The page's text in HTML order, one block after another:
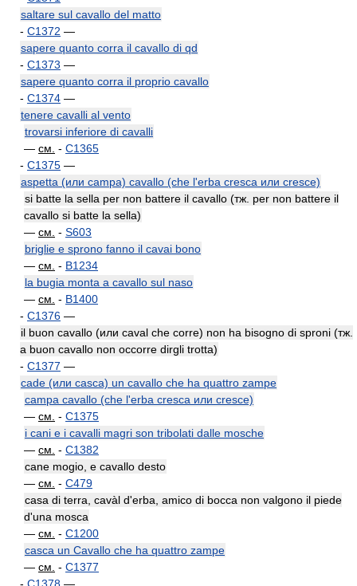
saltare sul cavallo del matto
- C1372 —
sapere quanto corra il cavallo di qd
- C1373 —
sapere quanto corra il proprio cavallo
- C1374 —
tenere cavalli al vento
trovarsi inferiore di cavalli
— см. - C1365
- C1375 —
aspetta (или campa) cavallo (che l'erba cresca или cresce)
si batte la sella per non battere il cavallo (тж. per non battere il
cavallo si batte la sella)
— см. - S603
briglie e sprono fanno il cavai bono
— см. - B1234
la bugia monta a cavallo sul naso
— см. - B1400
- C1376 —
il buon cavallo (или caval che corre) non ha bisogno di sproni (тж.
a buon cavallo non occorre dirgli trotta)
- C1377 —
cade (или casca) un cavallo che ha quattro zampe
campa cavallo (che l'erba cresca или cresce)
— см. - C1375
i cani e i cavalli magri son tribolati dalle mosche
— см. - C1382
cane mogio, e cavallo desto
— см. - C479
casa di terra, cavàl d'erba, amico di bocca non valgono il piede
d'una mosca
— см. - C1200
casca un Cavallo che ha quattro zampe
— см. - C1377